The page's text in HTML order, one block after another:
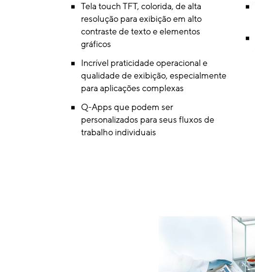
Tela touch TFT, colorida, de alta
resolução para exibição em alto
contraste de texto e elementos
gráficos
Incrível praticidade operacional e
qualidade de exibição, especialmente
para aplicações complexas
Q-Apps que podem ser
personalizados para seus fluxos de
trabalho individuais